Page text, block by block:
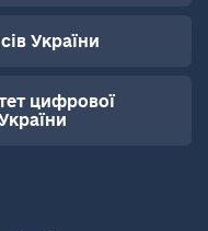
України
цифрової